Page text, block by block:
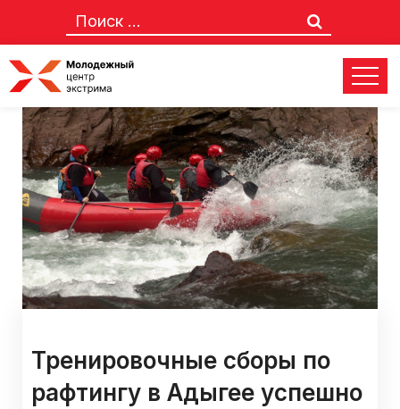
Тренировочные сборы по
рафтингу в Адыгее успешно